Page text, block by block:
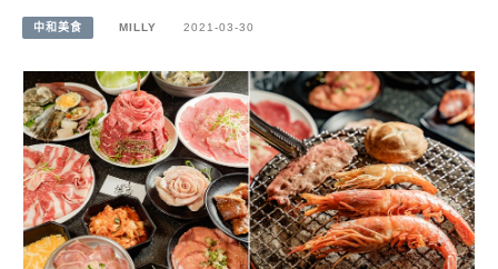
中和美食 MILLY 2021-03-30